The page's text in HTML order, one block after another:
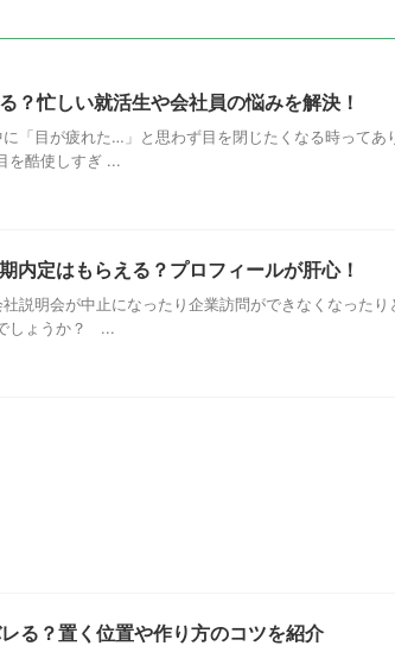
？忙しい就活生や会社員の悩みを解決！
「目が疲れた…」と思わず目を閉じたくなる時って
を酷使しすぎ ...
内定はもらえる？プロフィールが肝心！
説明会が中止になったり企業訪問ができなくなった
しょうか？ ...
る？置く位置や作り方のコツを紹介